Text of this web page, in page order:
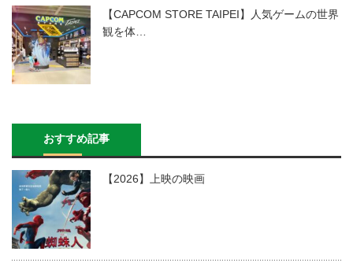
【CAPCOM STORE TAIPEI】人気ゲームの世界
観を体…
おすすめ記事
【2026】上映の映画